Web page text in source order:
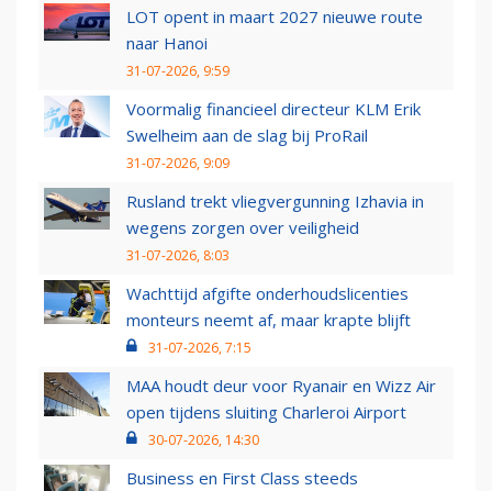
LOT opent in maart 2027 nieuwe route
naar Hanoi
31-07-2026, 9:59
Voormalig financieel directeur KLM Erik
Swelheim aan de slag bij ProRail
31-07-2026, 9:09
Rusland trekt vliegvergunning Izhavia in
wegens zorgen over veiligheid
31-07-2026, 8:03
Wachttijd afgifte onderhoudslicenties
monteurs neemt af, maar krapte blijft
31-07-2026, 7:15
MAA houdt deur voor Ryanair en Wizz Air
open tijdens sluiting Charleroi Airport
30-07-2026, 14:30
Business en First Class steeds